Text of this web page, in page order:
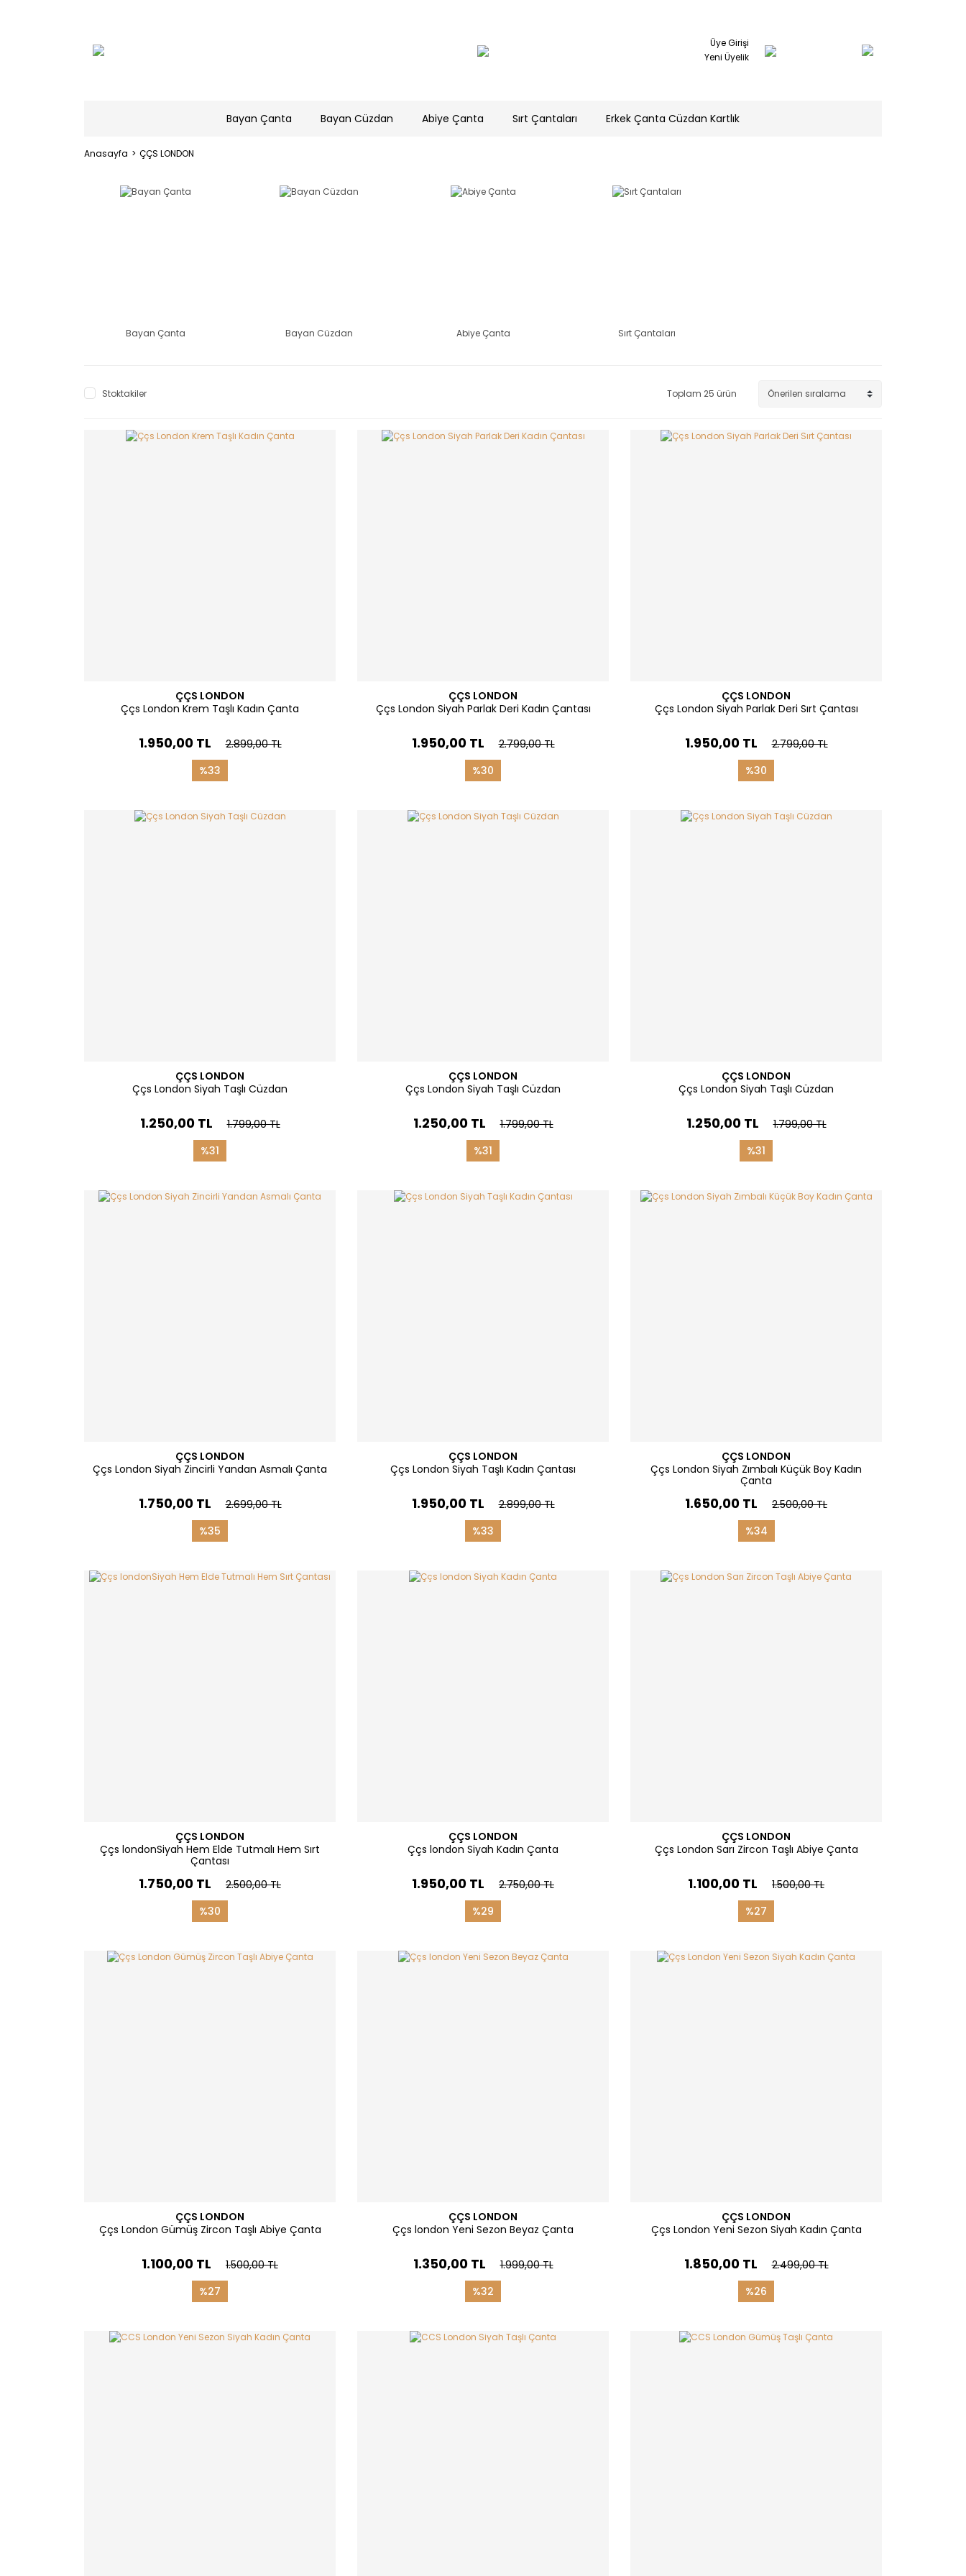
Üye Girişi
Yeni Üyelik
Bayan Çanta Bayan Cüzdan Abiye Çanta Sırt Çantaları Erkek Çanta Cüzdan Kartlık
Anasayfa ÇÇS LONDON
Bayan Çanta Bayan Cüzdan Abiye Çanta Sırt Çantaları
Stoktakiler Toplam 25 ürün
ÇÇS LONDON
Ççs London Krem Taşlı Kadın Çanta
1.950,00 TL
2.899,00 TL
%33
ÇÇS LONDON
Ççs London Siyah Parlak Deri Kadın Çantası
1.950,00 TL
2.799,00 TL
%30
ÇÇS LONDON
Ççs London Siyah Parlak Deri Sırt Çantası
1.950,00 TL
2.799,00 TL
%30
ÇÇS LONDON
Ççs London Siyah Taşlı Cüzdan
1.250,00 TL
1.799,00 TL
%31
ÇÇS LONDON
Ççs London Siyah Taşlı Cüzdan
1.250,00 TL
1.799,00 TL
%31
ÇÇS LONDON
Ççs London Siyah Taşlı Cüzdan
1.250,00 TL
1.799,00 TL
%31
ÇÇS LONDON
Ççs London Siyah Zincirli Yandan Asmalı Çanta
1.750,00 TL
2.699,00 TL
%35
ÇÇS LONDON
Ççs London Siyah Taşlı Kadın Çantası
1.950,00 TL
2.899,00 TL
%33
ÇÇS LONDON
Ççs London Siyah Zımbalı Küçük Boy Kadın
Çanta
1.650,00 TL
2.500,00 TL
%34
ÇÇS LONDON
Ççs londonSiyah Hem Elde Tutmalı Hem Sırt
Çantası
1.750,00 TL
2.500,00 TL
%30
ÇÇS LONDON
Ççs london Siyah Kadın Çanta
1.950,00 TL
2.750,00 TL
%29
ÇÇS LONDON
Ççs London Sarı Zircon Taşlı Abiye Çanta
1.100,00 TL
1.500,00 TL
%27
ÇÇS LONDON
Ççs London Gümüş Zircon Taşlı Abiye Çanta
1.100,00 TL
1.500,00 TL
%27
ÇÇS LONDON
Ççs london Yeni Sezon Beyaz Çanta
1.350,00 TL
1.999,00 TL
%32
ÇÇS LONDON
Ççs London Yeni Sezon Siyah Kadın Çanta
1.850,00 TL
2.499,00 TL
%26